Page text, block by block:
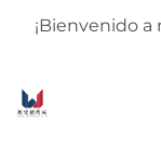
¡Bienvenido a